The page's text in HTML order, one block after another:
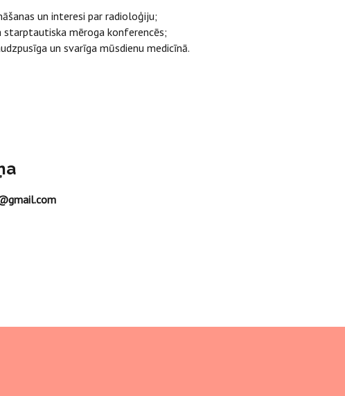
un interesi par radioloģiju;
mēroga konferencēs;
un svarīga mūsdienu medicīnā.